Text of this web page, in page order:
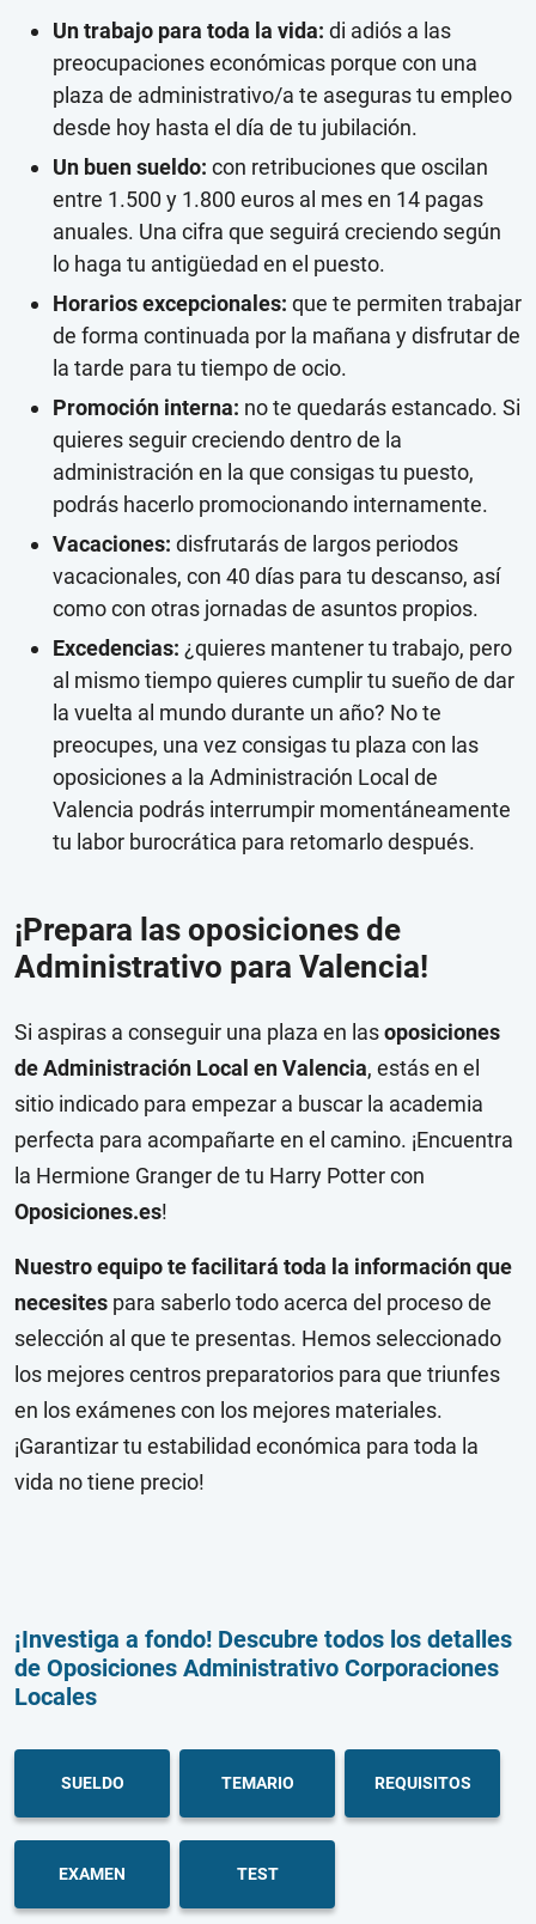
Un trabajo para toda la vida: di adiós a las
preocupaciones económicas porque con una
plaza de administrativo/a te aseguras tu empleo
desde hoy hasta el día de tu jubilación.
Un buen sueldo: con retribuciones que oscilan
entre 1.500 y 1.800 euros al mes en 14 pagas
anuales. Una cifra que seguirá creciendo según
lo haga tu antigüedad en el puesto.
Horarios excepcionales: que te permiten trabajar
de forma continuada por la mañana y disfrutar de
la tarde para tu tiempo de ocio.
Promoción interna: no te quedarás estancado. Si
quieres seguir creciendo dentro de la
administración en la que consigas tu puesto,
podrás hacerlo promocionando internamente.
Vacaciones: disfrutarás de largos periodos
vacacionales, con 40 días para tu descanso, así
como con otras jornadas de asuntos propios.
Excedencias: ¿quieres mantener tu trabajo, pero
al mismo tiempo quieres cumplir tu sueño de dar
la vuelta al mundo durante un año? No te
preocupes, una vez consigas tu plaza con las
oposiciones a la Administración Local de
Valencia podrás interrumpir momentáneamente
tu labor burocrática para retomarlo después.
¡Prepara las oposiciones de
Administrativo para Valencia!
Si aspiras a conseguir una plaza en lasoposiciones
de Administración Local en Valencia, estás en el
sitio indicado para empezar a buscar la academia
perfecta para acompañarte en el camino. ¡Encuentra
la Hermione Granger de tu Harry Potter con
Oposiciones.es!
Nuestro equipo te facilitará toda la información que
necesites para saberlo todo acerca del proceso de
selección al que te presentas. Hemos seleccionado
los mejores centros preparatorios para que triunfes
en los exámenes con los mejores materiales.
¡Garantizar tu estabilidad económica para toda la
vida no tiene precio!
¡Investiga a fondo! Descubre todos los detalles
de Oposiciones Administrativo Corporaciones
Locales
SUELDO TEMARIO REQUISITOS
EXAMEN TEST